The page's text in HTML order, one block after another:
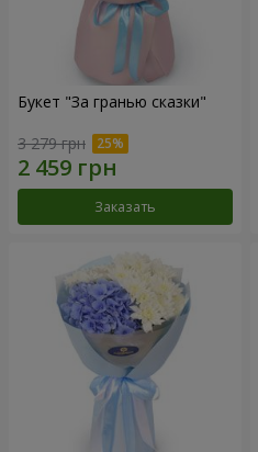
Букет "За гранью сказки"
3 279 грн
Заказать